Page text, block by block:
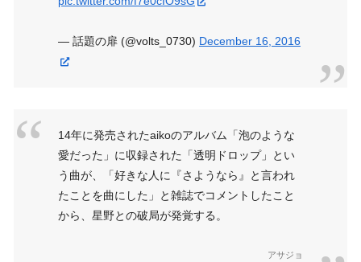
— 話題の扉 (@volts_0730) December 16, 2016
14年に発売されたaikoのアルバム「泡のような
愛だった」に収録された「透明ドロップ」とい
う曲が、「好きな人に『さようなら』と言われ
たことを曲にした」と雑誌でコメントしたこと
から、星野との破局が発覚する。
アサジョ